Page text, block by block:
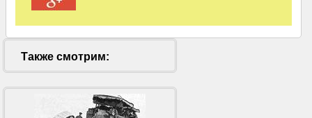
Также смотрим: